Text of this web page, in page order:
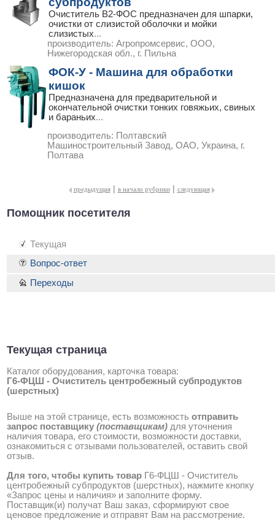
Очиститель В2-ФОС предназначен для шпарки,
очистки от слизистой оболочки и мойки
слизистых...
производитель: Агропромсервис, ООО,
Нижегородская обл., г. Пильна
ФОК-У - Машина для обработки
кишок
Предназначена для предварительной и
окончательной очистки тонких говяжьих, свиных
и бараньих...
производитель: Полтавский
Машиностроительный Завод, ОАО, Украина, г.
Полтава
предыдущая | в начало рубрики | следующая
Помощник посетителя
Текущая
Текущая страница
Каталог оборудования, карточка товара:
Г6-ФЦШ - Очиститель центробежный субпродуктов
(шерстных)
Выше на этой странице, есть возможность отправить
запрос поставщику (поставщикам) для уточнения
наличия товара, его стоимости, возможности доставки,
ознакомиться с отзывами пользователей, оставить свой
отзыв.
Для того, чтобы купить товар Г6-ФЦШ - Очиститель
центробежный субпродуктов (шерстных), нажмите кнопку
«Запрос цены и наличия» и заполните форму.
Поставщик(и) получат Ваш заказ, сформируют свое
ценовое предложение и отправят Вам на рассмотрение.
Вопрос-ответ
Переходы